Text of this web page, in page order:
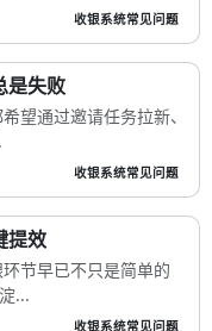
收银系统常见问题
是失败
望通过邀请任务拉新、
收银系统常见问题
提效
节早已不只是简单的
...
收银系统常见问题